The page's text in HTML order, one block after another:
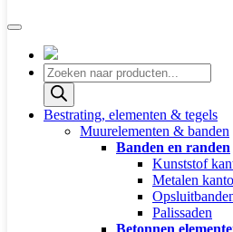
Producten
zoeken
Bestrating, elementen & tegels
Muurelementen & banden
Banden en randen
Kunststof
Metalen
Palissaden
Betonnen